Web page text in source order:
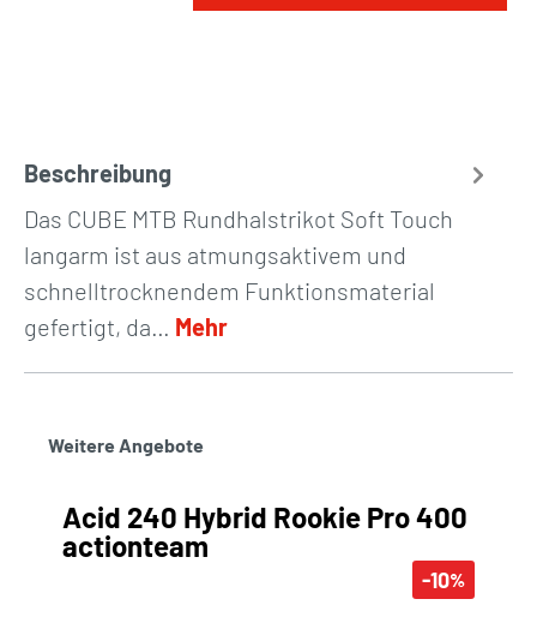
Beschreibung
Das CUBE MTB Rundhalstrikot Soft Touch
langarm ist aus atmungsaktivem und
schnelltrocknendem Funktionsmaterial
gefertigt, da… Mehr
Weitere Angebote
-10%
Acid 240 Hybrid Rookie Pro 400
actionteam